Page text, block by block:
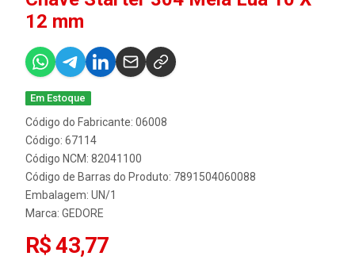
12 mm
Em Estoque
Código do Fabricante: 06008
Código: 67114
Código NCM: 82041100
Código de Barras do Produto: 7891504060088
Embalagem: UN/1
Marca: GEDORE
R$ 43,77